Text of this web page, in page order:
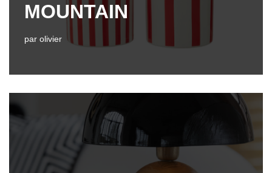
MOUNTAIN
par olivier